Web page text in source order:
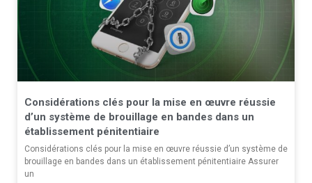
Considérations clés pour la mise en œuvre réussie
d’un système de brouillage en bandes dans un
établissement pénitentiaire
Considérations clés pour la mise en œuvre réussie d’un système de
brouillage en bandes dans un établissement pénitentiaire Assurer
un